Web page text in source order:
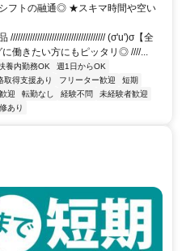
フトの融通◎ ★スキマ時間や空い
/////////////////////////////////////// (σ'u')σ【全
働きたい方にもピッタリ◎ ////...
養内勤務OK
週1日からOK
取得支援あり フリーター歓迎
短期
迎 転勤なし 経験不問
未経験者歓迎
あり